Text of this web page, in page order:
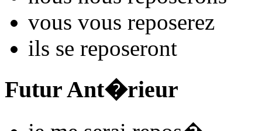
vous vous reposerez
ils se reposeront
Futur Ant�rieur